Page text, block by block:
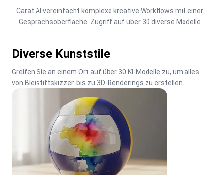
Carat AI vereinfacht komplexe kreative Workflows mit einer
Gesprächsoberfläche. Zugriff auf über 30 diverse Modelle.
Diverse Kunststile
Greifen Sie an einem Ort auf über 30 KI-Modelle zu, um alles
von Bleistiftskizzen bis zu 3D-Renderings zu erstellen.